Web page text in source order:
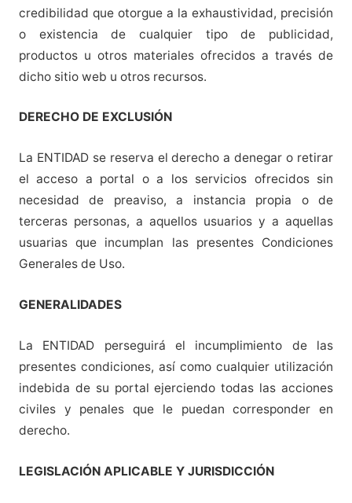
credibilidad que otorgue a la exhaustividad, precisión
o existencia de cualquier tipo de publicidad,
productos u otros materiales ofrecidos a través de
dicho sitio web u otros recursos.
DERECHO DE EXCLUSIÓN
La ENTIDAD se reserva el derecho a denegar o retirar
el acceso a portal o a los servicios ofrecidos sin
necesidad de preaviso, a instancia propia o de
terceras personas, a aquellos usuarios y a aquellas
usuarias que incumplan las presentes Condiciones
Generales de Uso.
GENERALIDADES
La ENTIDAD perseguirá el incumplimiento de las
presentes condiciones, así como cualquier utilización
indebida de su portal ejerciendo todas las acciones
civiles y penales que le puedan corresponder en
derecho.
LEGISLACIÓN APLICABLE Y JURISDICCIÓN